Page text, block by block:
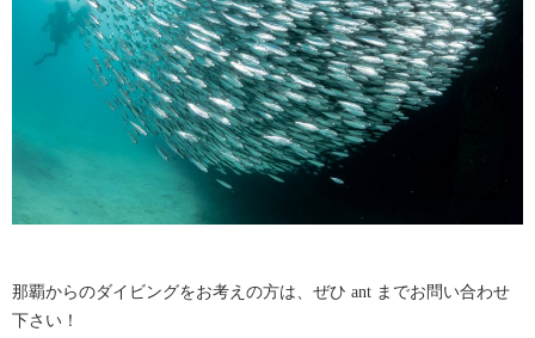
那覇からのダイビングをお考えの方は、ぜひ ant までお問い合わせ
下さい！